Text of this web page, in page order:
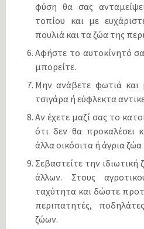
φύση θα σας
τοπίου και με
πουλιά και τα ζώα της
Αφήστε το αυτοκίνητό
μπορείτε.
Μην ανάβετε φωτιά
τσιγάρα ή εύφλεκτα
Αν έχετε μαζί σας το
ότι δεν θα προκαλέσει
άλλα οικόσιτα ή άγρια
Σεβαστείτε την
άλλων. Στους
ταχύτητα και δώστε
περιπατητές,
ζώων.